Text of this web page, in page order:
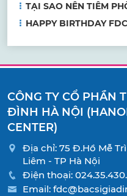
TẠI SAO NÊN TIÊM
HAPPY BIRTHDAY FDC
CÔNG TY CỔ PHẦN
ĐÌNH HÀ NỘI
CENTER)
Địa chỉ: 75 Đ.Hồ Mễ
Liêm - TP Hà Nội
Điện thoại:
Email: